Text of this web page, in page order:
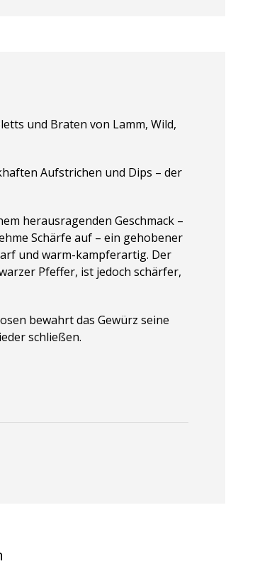
und Braten von Lamm, Wild,
Aufstrichen und Dips – der
herausragenden Geschmack –
Schärfe auf – ein gehobener
und warm-kampferartig. Der
Pfeffer, ist jedoch schärfer,
bewahrt das Gewürz seine
schließen.